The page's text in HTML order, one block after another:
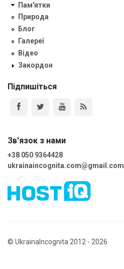
Пам'ятки
Природа
Блог
Галереї
Відео
Закордон
Підпишіться
Зв'язок з нами
+38 050 9364428
ukrainaincognita.com@gmail.com
© UkrainaIncognita 2012 - 2026